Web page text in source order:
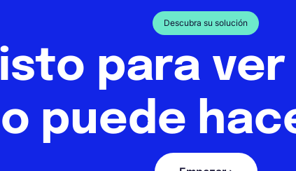
Descubra su solución
para ver
puede